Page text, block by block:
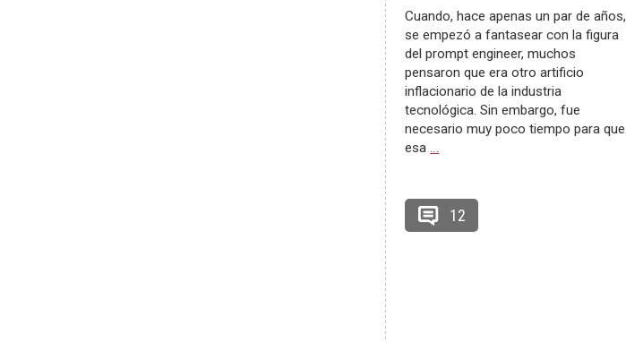
Cuando, hace apenas un par de años,
se empezó a fantasear con la figura
del prompt engineer, muchos
pensaron que era otro artificio
inflacionario de la industria
tecnológica. Sin embargo, fue
necesario muy poco tiempo para que
esa…
12